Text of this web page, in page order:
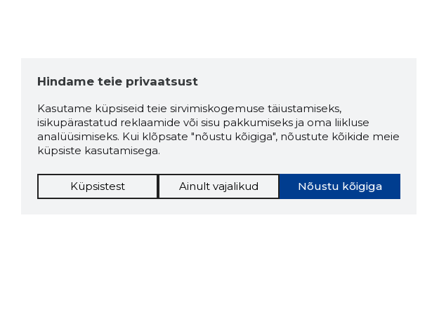
Hindame teie privaatsust
Kasutame küpsiseid teie sirvimiskogemuse täiustamiseks,
isikupärastatud reklaamide või sisu pakkumiseks ja oma liikluse
analüüsimiseks. Kui klõpsate "nõustu kõigiga", nõustute kõikide meie
küpsiste kasutamisega.
Nõustu kõigiga
Küpsistest Ainult vajalikud